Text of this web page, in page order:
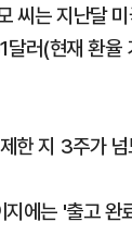
씨는 지난달
달러(현재 환
한 지 3주가
에는 '출고